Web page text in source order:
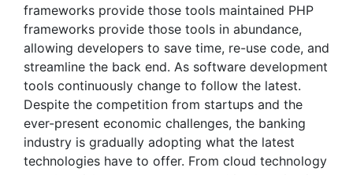
frameworks provide those tools maintained PHP
frameworks provide those tools in abundance,
allowing developers to save time, re-use code, and
streamline the back end. As software development
tools continuously change to follow the latest.
Despite the competition from startups and the
ever-present economic challenges, the banking
industry is gradually adopting what the latest
technologies have to offer. From cloud technology